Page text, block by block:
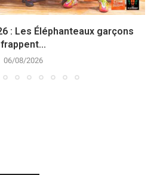
: Les Éléphanteaux garçons
frappent...
06/08/2026